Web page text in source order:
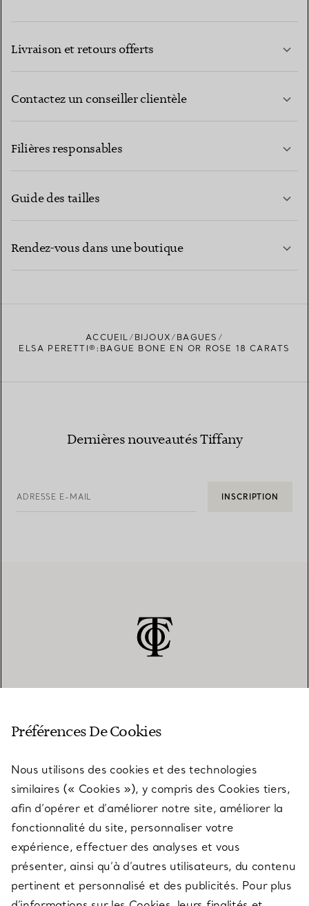
Livraison et retours offerts
Contactez un conseiller clientèle
Filières responsables
Guide des tailles
Rendez-vous dans une boutique
TROUVEZ LA BOUTIQUE LA PLUS PROCHE
ACCUEIL BIJOUX
BAGUES
ELSA PERETTI®:BAGUE BONE EN OR ROSE 18 CARATS
Dernières nouveautés Tiffany
ADRESSE E-MAIL INSCRIPTION
SERVICES
À PROPOS
QUESTIONS LÉGALES
Préférences De Cookies
Nous utilisons des cookies et des technologies
similaires (« Cookies »), y compris des Cookies tiers,
afin d’opérer et d’améliorer notre site, améliorer la
fonctionnalité du site, personnaliser votre
expérience, effectuer des analyses et vous
présenter, ainsi qu’à d’autres utilisateurs, du contenu
pertinent et personnalisé et des publicités. Pour plus